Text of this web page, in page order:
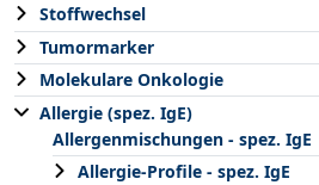
Stoffwechsel
Tumormarker
Molekulare Onkologie
Allergie (spez. IgE)
Allergenmischungen - spez. IgE
Allergie-Profile - spez. IgE